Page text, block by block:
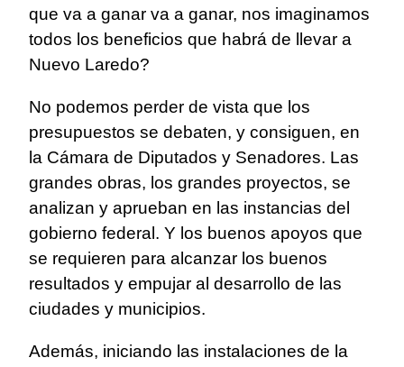
que va a ganar va a ganar, nos imaginamos
todos los beneficios que habrá de llevar a
Nuevo Laredo?
No podemos perder de vista que los
presupuestos se debaten, y consiguen, en
la Cámara de Diputados y Senadores. Las
grandes obras, los grandes proyectos, se
analizan y aprueban en las instancias del
gobierno federal. Y los buenos apoyos que
se requieren para alcanzar los buenos
resultados y empujar al desarrollo de las
ciudades y municipios.
Además, iniciando las instalaciones de la